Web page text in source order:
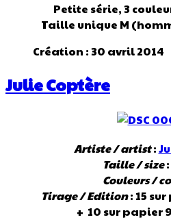
Petite série, 3
Taille unique M
Création : 30 avril 2014
Julie Coptère
Artiste / artist:
Taille / size:
Couleurs /
Tirage / Edition: 15
+ 10 sur papier